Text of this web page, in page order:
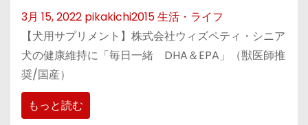
3月 15, 2022 pikakichi2015生活・ライフ
【犬用サプリメント】株式会社ウィズペティ・シニア
犬の健康維持に「毎日一緒 DHA＆EPA」（獣医師推
奨/国産）
もっと読む